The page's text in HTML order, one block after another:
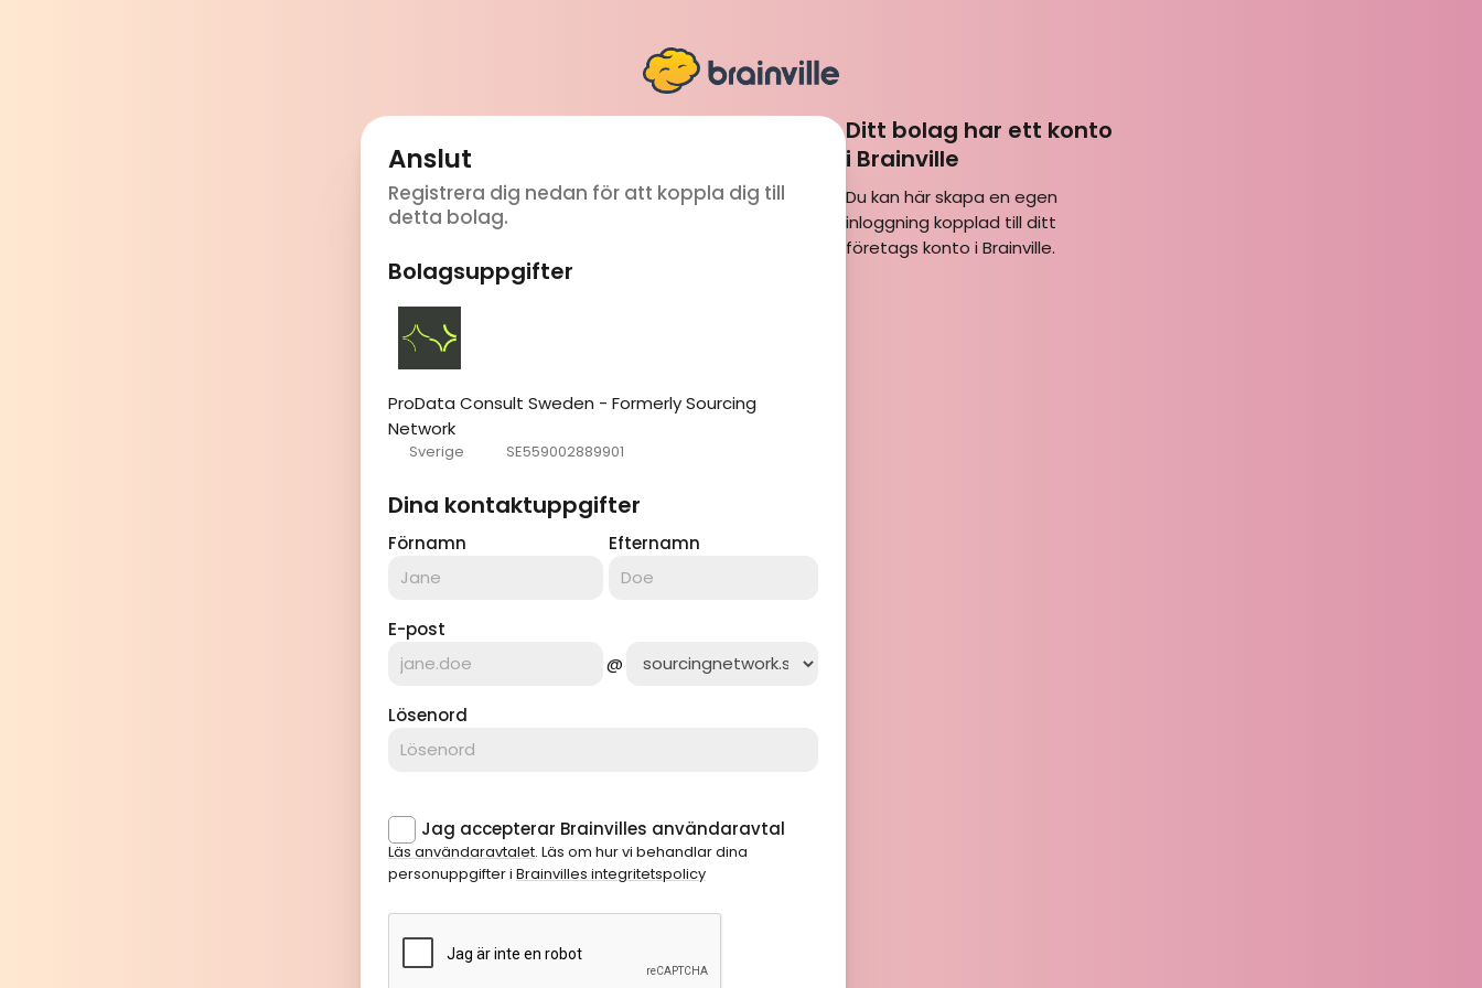
Anslut
Registrera dig nedan för att koppla dig till
detta bolag.
Bolagsuppgifter
ProData Consult Sweden - Formerly Sourcing
Network
Sverige SE559002889901
Dina kontaktuppgifter
Förnamn Efternamn
E-post
@
Lösenord
Jag accepterar Brainvilles användaravtal
Läs användaravtalet. Läs om hur vi behandlar dina
personuppgifter i Brainvilles integritetspolicy
Ditt bolag har ett konto
i Brainville
Du kan här skapa en egen
inloggning kopplad till ditt
företags konto i Brainville.